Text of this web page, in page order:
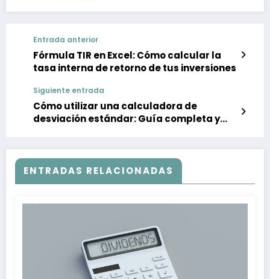
Entrada anterior
Fórmula TIR en Excel: Cómo calcular la
tasa interna de retorno de tus inversiones
Siguiente entrada
Cómo utilizar una calculadora de
desviación estándar: Guía completa y
ENTRADAS RELACIONADAS